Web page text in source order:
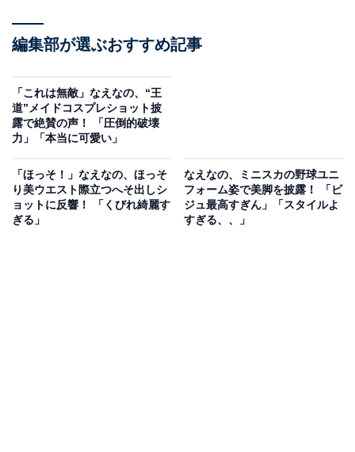
編集部が選ぶおすすめ記事
「これは無敵」なえなの、“王
道”メイドコスプレショット披
露で絶賛の声！ 「圧倒的破壊
力」「本当に可愛い」
「ほっそ！」なえなの、ほっそ
り美ウエスト際立つへそ出しシ
ョットに反響！ 「くびれ綺麗す
ぎる」
なえなの、ミニスカの野球ユニ
フォーム姿で美脚を披露！ 「ビ
ジュ最高すぎん」「スタイルよ
すぎる、、」